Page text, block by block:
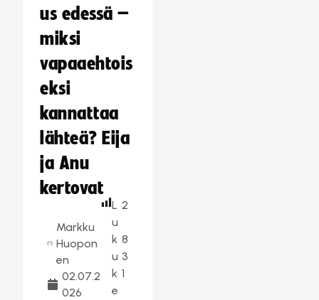
us edessä –
miksi
vapaaehtois
eksi
kannattaa
lähteä? Eija
ja Anu
kertovat
Markku
Huopon
en
02.07.2
026
L
u
k
u
k
e
2
8
3
1